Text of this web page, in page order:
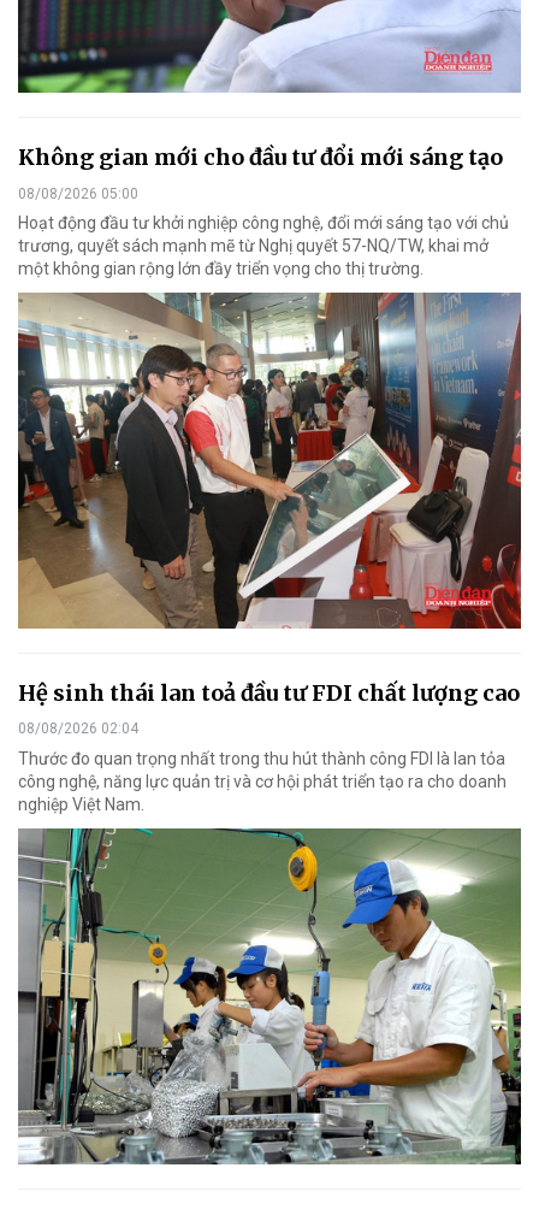
Không gian mới cho đầu tư đổi mới sáng tạo
08/08/2026 05:00
Hoạt động đầu tư khởi nghiệp công nghệ, đổi mới sáng tạo với chủ
trương, quyết sách mạnh mẽ từ Nghị quyết 57-NQ/TW, khai mở
một không gian rộng lớn đầy triển vọng cho thị trường.
Hệ sinh thái lan toả đầu tư FDI chất lượng cao
08/08/2026 02:04
Thước đo quan trọng nhất trong thu hút thành công FDI là lan tỏa
công nghệ, năng lực quản trị và cơ hội phát triển tạo ra cho doanh
nghiệp Việt Nam.